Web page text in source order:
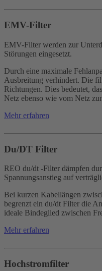
EMV-Filter
EMV-Filter werden zur
Störungen eingesetzt.
Durch eine maximale
Ausbreitung verhindert. Die
Richtungen. Dies bedeutet,
Netz ebenso wie vom Netz
Mehr erfahren
Du/DT Filter
REO du/dt -Filter dämpfen
Spannungsanstieg auf
Bei kurzen Kabellängen
begrenzt ein du/dt Filter die
ideale Bindeglied zwischen
Mehr erfahren
Hochstromfilter